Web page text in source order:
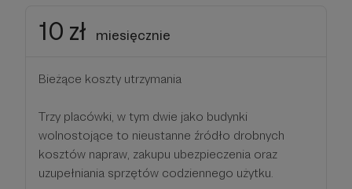
10 zł miesięcznie
Bieżące koszty utrzymania
Trzy placówki, w tym dwie jako budynki
wolnostojące to nieustanne źródło drobnych
kosztów napraw, zakupu ubezpieczenia oraz
uzupełniania sprzętów codziennego użytku.